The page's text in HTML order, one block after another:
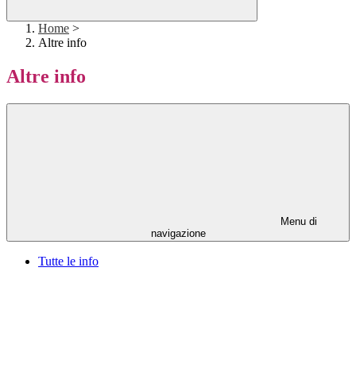
Home >
Altre info
Altre info
Menu di
navigazione
Tutte le info